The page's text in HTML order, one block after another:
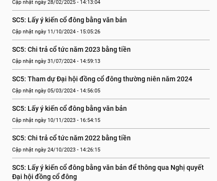
Cập nhật ngày 28/02/2025 - 14:13:04
SC5: Lấy ý kiến cổ đông bằng văn bản
Cập nhật ngày 11/10/2024 - 15:05:26
SC5: Chi trả cổ tức năm 2023 bằng tiền
Cập nhật ngày 31/07/2024 - 14:59:13
SC5: Tham dự Đại hội đồng cổ đông thường niên năm 2024
Cập nhật ngày 05/03/2024 - 14:56:05
SC5: Lấy ý kiến cổ đông bằng văn bản
Cập nhật ngày 10/11/2023 - 16:54:15
SC5: Chi trả cổ tức năm 2022 bằng tiền
Cập nhật ngày 24/10/2023 - 14:26:15
SC5: Lấy ý kiến cổ đông bằng văn bản để thông qua Nghị quyết
Đại hội đồng cổ đông